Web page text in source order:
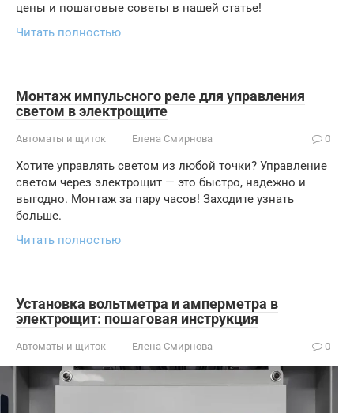
цены и пошаговые советы в нашей статье!
Читать полностью
Монтаж импульсного реле для управления
светом в электрощите
Автоматы и щиток Елена Смирнова 0
Хотите управлять светом из любой точки? Управление
светом через электрощит — это быстро, надежно и
выгодно. Монтаж за пару часов! Заходите узнать
больше.
Читать полностью
Установка вольтметра и амперметра в
электрощит: пошаговая инструкция
Автоматы и щиток Елена Смирнова 0